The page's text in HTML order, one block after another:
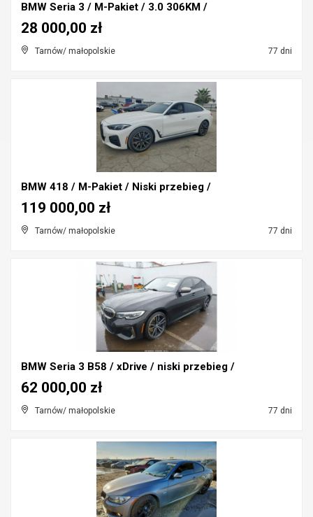
BMW Seria 3 / M-Pakiet / 3.0 306KM /
Tarnów/ małopolskie 77 dni
28 000,00 zł
BMW 418 / M-Pakiet / Niski przebieg /
Tarnów/ małopolskie 77 dni
119 000,00 zł
BMW Seria 3 B58 / xDrive / niski przebieg /
Tarnów/ małopolskie 77 dni
62 000,00 zł